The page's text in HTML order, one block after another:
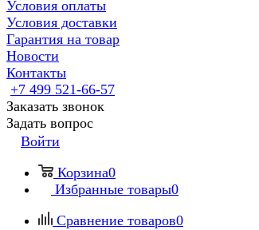
Условия оплаты
Условия доставки
Гарантия на товар
Новости
Контакты
+7 499 521-66-57
Заказать звонок
Задать вопрос
Войти
Корзина0
Избранные товары0
Сравнение товаров0